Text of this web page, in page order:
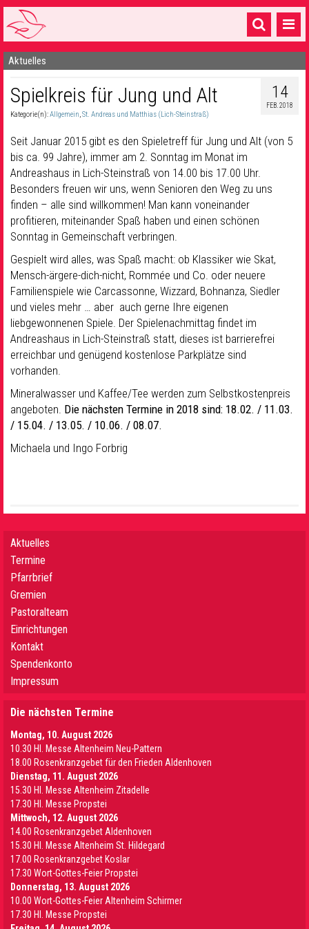
Startseite
1 Pfarrei
16 Gemeinden & mehr
Gottesdienste & Sinnsuche
Sakramente & Feste
Gemeinschaft & Soziales
Musik & Kultur
Seelsorge & Kontakt
Aktuelles
14
FEB. 2018
Spielkreis für Jung und Alt
Kategorie(n):Allgemein,St. Andreas und Matthias (Lich-Steinstraß)
Seit Januar 2015 gibt es den Spieletreff für Jung und Alt (von 5
bis ca. 99 Jahre), immer am 2. Sonntag im Monat im
Andreashaus in Lich-Steinstraß von 14.00 bis 17.00 Uhr.
Besonders freuen wir uns, wenn Senioren den Weg zu uns
finden – alle sind willkommen! Man kann voneinander
profitieren, miteinander Spaß haben und einen schönen
Sonntag in Gemeinschaft verbringen.
Gespielt wird alles, was Spaß macht: ob Klassiker wie Skat,
Mensch-ärgere-dich-nicht, Rommée und Co. oder neuere
Familienspiele wie Carcassonne, Wizzard, Bohnanza, Siedler
und vieles mehr … aber auch gerne Ihre eigenen
liebgewonnenen Spiele. Der Spielenachmittag findet im
Andreashaus in Lich-Steinstraß statt, dieses ist barrierefrei
erreichbar und genügend kostenlose Parkplätze sind
vorhanden.
Mineralwasser und Kaffee/Tee werden zum Selbstkostenpreis
angeboten. Die nächsten Termine in 2018 sind: 18.02. / 11.03.
/ 15.04. / 13.05. / 10.06. / 08.07.
Michaela und Ingo Forbrig
Aktuelles
Termine
Pfarrbrief
Gremien
Pastoralteam
Einrichtungen
Kontakt
Spendenkonto
Impressum
Die nächsten Termine
Montag, 10. August 2026
10.30 Hl. Messe Altenheim Neu-Pattern
18.00 Rosenkranzgebet für den Frieden Aldenhoven
Dienstag, 11. August 2026
15.30 Hl. Messe Altenheim Zitadelle
17.30 Hl. Messe Propstei
Mittwoch, 12. August 2026
14.00 Rosenkranzgebet Aldenhoven
15.30 Hl. Messe Altenheim St. Hildegard
17.00 Rosenkranzgebet Koslar
17.30 Wort-Gottes-Feier Propstei
Donnerstag, 13. August 2026
10.00 Wort-Gottes-Feier Altenheim Schirmer
17.30 Hl. Messe Propstei